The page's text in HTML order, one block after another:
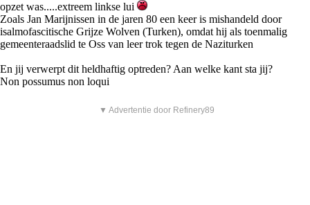
opzet was.....extreem linkse lui
Zoals Jan Marijnissen in de jaren 80 een keer is mishandeld door
isalmofascitische Grijze Wolven (Turken), omdat hij als toenmalig
gemeenteraadslid te Oss van leer trok tegen de Naziturken
En jij verwerpt dit heldhaftig optreden? Aan welke kant sta jij?
Non possumus non loqui
▼ Advertentie door Refinery89